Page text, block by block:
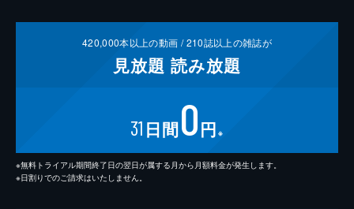
420,000本以上の動画 /210誌以上の雑誌が
見放題 読み放題
31 日間0円 ※
※無料トライアル期間終了日の翌日が属する月から月額料金が発生します。
※日割りでのご請求はいたしません。